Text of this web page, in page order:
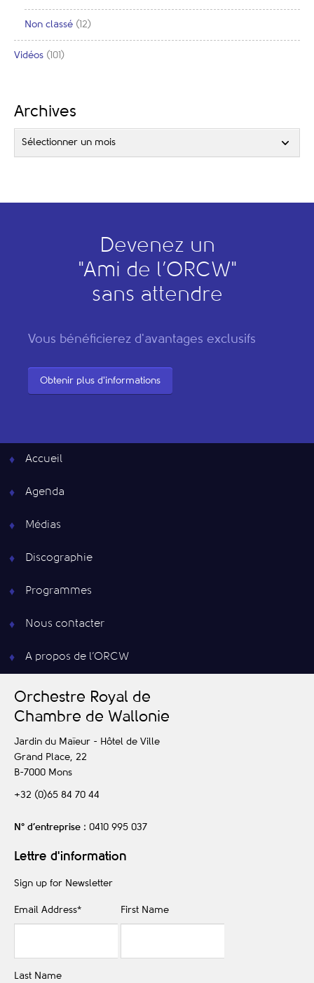
Non classé (12)
Vidéos (101)
Archives
Sélectionner un mois
Devenez un
"Ami de l’ORCW"
sans attendre
Vous bénéficierez d'avantages exclusifs
Obtenir plus d'informations
Accueil
Agenda
Médias
Discographie
Programmes
Nous contacter
A propos de l’ORCW
Orchestre Royal de
Chambre de Wallonie
Jardin du Maïeur - Hôtel de Ville
Grand Place, 22
B-7000 Mons
+32 (0)65 84 70 44
N° d’entreprise : 0410 995 037
Lettre d'information
Sign up for Newsletter
Email Address* First Name
Last Name